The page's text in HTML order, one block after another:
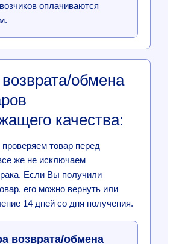
оплачиваются
обмена
качества:
товар перед
же не исключаем
Если Вы получили
его можно вернуть или
14 дней со дня получения.
возврата/обмена